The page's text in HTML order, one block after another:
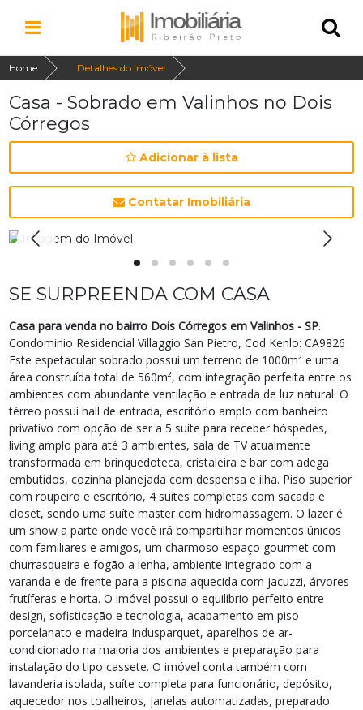
Home Detalhes do Imóvel
Casa - Sobrado em Valinhos no Dois
Córregos
Adicionar à lista
Contatar Imobiliária
SE SURPREENDA COM CASA
Casa para venda no bairro Dois Córregos em Valinhos - SP.
Condominio Residencial Villaggio San Pietro, Cod Kenlo: CA9826
Este espetacular sobrado possui um terreno de 1000m² e uma
área construída total de 560m², com integração perfeita entre os
ambientes com abundante ventilação e entrada de luz natural. O
térreo possui hall de entrada, escritório amplo com banheiro
privativo com opção de ser a 5 suíte para receber hóspedes,
living amplo para até 3 ambientes, sala de TV atualmente
transformada em brinquedoteca, cristaleira e bar com adega
embutidos, cozinha planejada com despensa e ilha. Piso superior
com roupeiro e escritório, 4 suítes completas com sacada e
closet, sendo uma suíte master com hidromassagem. O lazer é
um show a parte onde você irá compartilhar momentos únicos
com familiares e amigos, um charmoso espaço gourmet com
churrasqueira e fogão a lenha, ambiente integrado com a
varanda e de frente para a piscina aquecida com jacuzzi, árvores
frutíferas e horta. O imóvel possui o equilíbrio perfeito entre
design, sofisticação e tecnologia, acabamento em piso
porcelanato e madeira Indusparquet, aparelhos de ar-
condicionado na maioria dos ambientes e preparação para
instalação do tipo cassete. O imóvel conta também com
lavanderia isolada, suíte completa para funcionário, depósito,
aquecedor nos toalheiros, janelas automatizadas, preparado